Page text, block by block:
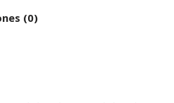
(0)